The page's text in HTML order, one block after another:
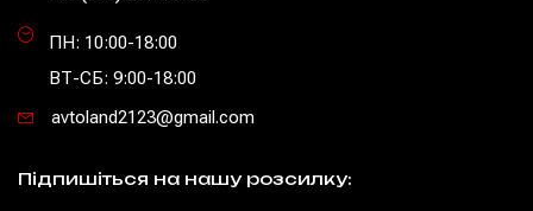
ПН: 10:00-18:00
ВТ-СБ: 9:00-18:00
avtoland2123@gmail.com
Підпишіться на нашу розсилку: